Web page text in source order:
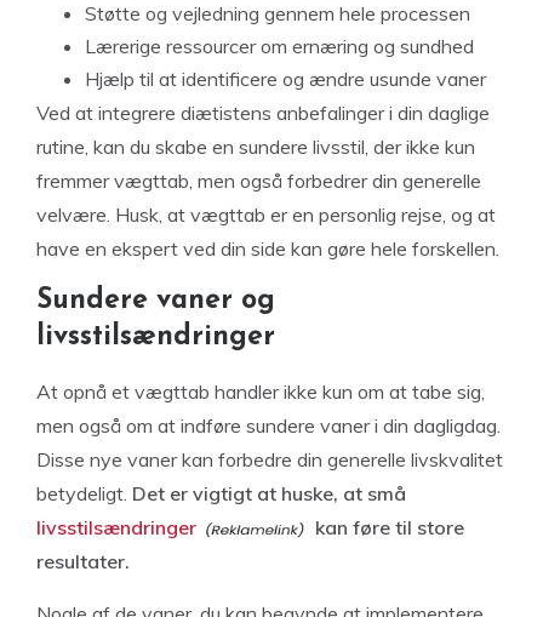
Støtte og vejledning gennem hele processen
Lærerige ressourcer om ernæring og sundhed
Hjælp til at identificere og ændre usunde vaner
Ved at integrere diætistens anbefalinger i din daglige
rutine, kan du skabe en sundere livsstil, der ikke kun
fremmer vægttab, men også forbedrer din generelle
velvære. Husk, at vægttab er en personlig rejse, og at
have en ekspert ved din side kan gøre hele forskellen.
Sundere vaner og
livsstilsændringer
At opnå et vægttab handler ikke kun om at tabe sig,
men også om at indføre sundere vaner i din dagligdag.
Disse nye vaner kan forbedre din generelle livskvalitet
betydeligt. Det er vigtigt at huske, at små
livsstilsændringer
kan føre til store
resultater.